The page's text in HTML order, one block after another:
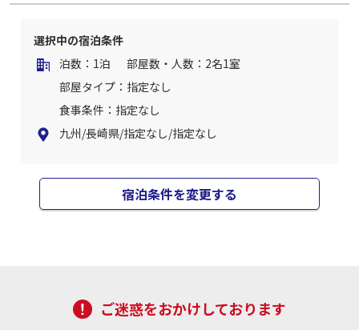
選択中の宿泊条件
泊数：1泊
部屋数・人数：2名1室
部屋タイプ：指定なし
食事条件：指定なし
九州/長崎県/指定なし/指定なし
宿泊条件を変更する
ご迷惑をおかけしております